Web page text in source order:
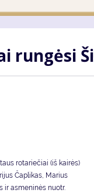
run­gė­si
rotariečiai (iš kairės)
Čaplikas, Marius
ir as­me­ni­nės nuotr.